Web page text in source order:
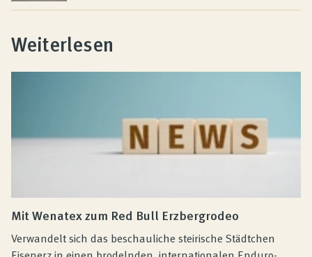
Weiterlesen
Mit Wenatex zum Red Bull Erzbergrodeo
Verwandelt sich das beschauliche steirische Städtchen